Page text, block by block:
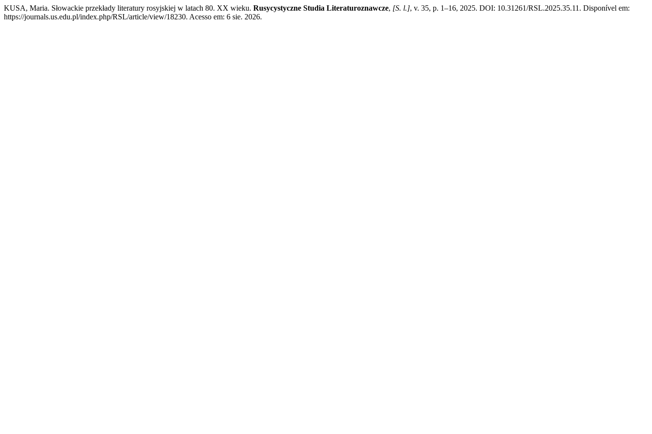
KUSA, Maria. Słowackie przekłady literatury rosyjskiej w latach 80. XX wieku. Rusycystyczne Studia Literaturoznawcze, [S. l.], v. 35, p. 1–16, 2025. DOI: 10.31261/RSL.2025.35.11. Disponível em:
https://journals.us.edu.pl/index.php/RSL/article/view/18230. Acesso em: 6 sie. 2026.